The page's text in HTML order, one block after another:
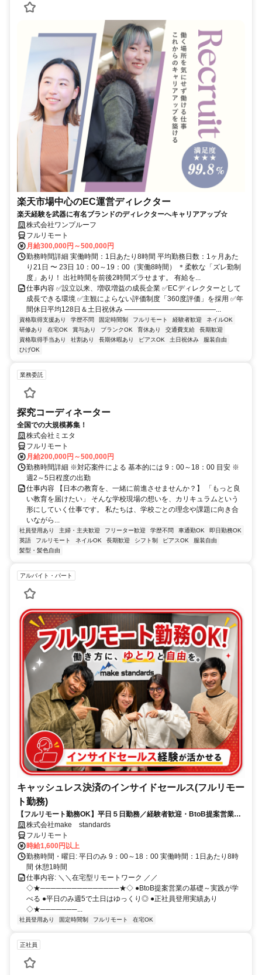
楽天市場中心のEC運営ディレクター
楽天経験を武器に有名ブランドのディレクターへキャリアアップ☆
株式会社ワンプルーフ
フルリモート
月給300,000円～500,000円
勤務時間詳細 実働時間：1日あたり8時間 平均勤務日数：1ヶ月あた
り21日 〜 23日 10：00～19：00（実働8時間） ＊柔軟な「ズレ勤制
度」あり！ 出社時間を前後2時間ズラせます。 有給を...
仕事内容 ✅設立以来、増収増益の成長企業 ✅ECディレクターとして
成長できる環境 ✅主観によらない評価制度「360度評価」を採用 ✅年
間休日平均128日＆土日祝休み ―――――――――――――...
資格取得支援あり 学歴不問 固定時間制 フルリモート 経験者歓迎
ネイルOK
研修あり
在宅OK 賞与あり ブランクOK 育休あり 交通費支給
長期歓迎
資格取得手当あり
社割あり 長期休暇あり ピアスOK 土日祝休み
服装自由
ひげOK
業務委託
探究コーディネーター
全国での大規模募集！
株式会社ミエタ
フルリモート
月給200,000円～500,000円
勤務時間詳細 ※対応案件による 基本的には 9：00～18：00 目安 ※
週2～5日程度の出勤
仕事内容 【日本の教育を、一緒に前進させませんか？】 「もっと良
い教育を届けたい」 そんな学校現場の想いを、カリキュラムという
形にしていく仕事です。 私たちは、学校ごとの理念や課題に向き合
いながら...
社員登用あり 主婦・主夫歓迎 フリーター歓迎 学歴不問 車通勤OK
即日勤務OK
英語
フルリモート ネイルOK 長期歓迎 シフト制 ピアスOK
服装自由
髪型・髪色自由
アルバイト・パート
キャッシュレス決済のインサイドセールス(フルリモー
ト勤務)
【フルリモート勤務OK】平日５日勤務／経験者歓迎・BtoB提案営業で
スキルアップ
株式会社make standards
フルリモート
時給1,600円以上
勤務時間・曜日: 平日のみ 9：00～18：00 実働時間：1日あたり8時
間 休憩1時間
仕事内容: ＼＼在宅型リモートワーク ／／
◇★───────────────★◇ ●BtoB提案営業の基礎～実践が学
べる ●平日のみ週5で土日はゆっくり◎ ●正社員登用実績あり
◇★───────...
社員登用あり 固定時間制 フルリモート 在宅OK
正社員